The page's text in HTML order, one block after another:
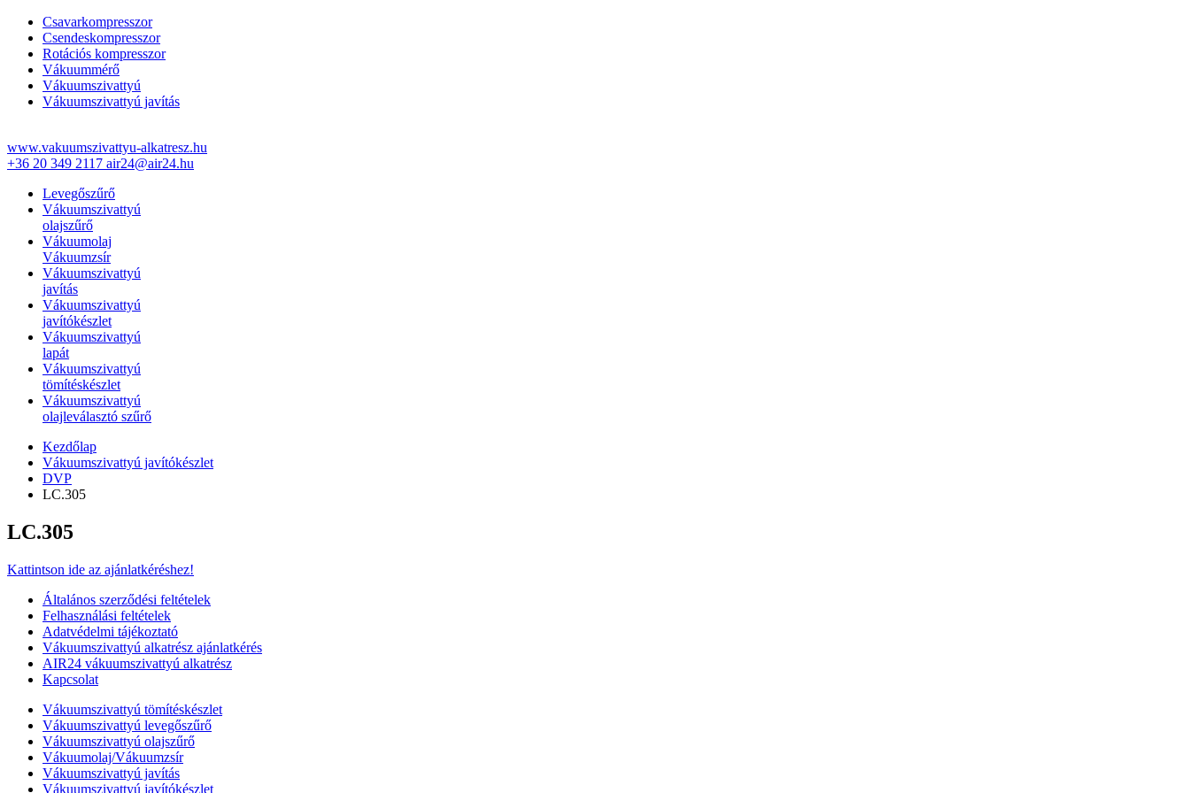
Csavarkompresszor
Csendeskompresszor
Rotációs kompresszor
Vákuummérő
Vákuumszivattyú
Vákuumszivattyú javítás
www.vakuumszivattyu-alkatresz.hu
+36 20 349 2117 air24@air24.hu
Levegőszűrő
Vákuumszivattyú
olajszűrő
Vákuumolaj
Vákuumzsír
Vákuumszivattyú
javítás
Vákuumszivattyú
javítókészlet
Vákuumszivattyú
lapát
Vákuumszivattyú
tömítéskészlet
Vákuumszivattyú
olajleválasztó szűrő
Kezdőlap
Vákuumszivattyú javítókészlet
DVP
LC.305
LC.305
Kattintson ide az ajánlatkéréshez!
Általános szerződési feltételek
Felhasználási feltételek
Adatvédelmi tájékoztató
Vákuumszivattyú alkatrész ajánlatkérés
AIR24 vákuumszivattyú alkatrész
Kapcsolat
Vákuumszivattyú tömítéskészlet
Vákuumszivattyú levegőszűrő
Vákuumszivattyú olajszűrő
Vákuumolaj/Vákuumzsír
Vákuumszivattyú javítás
Vákuumszivattyú javítókészlet